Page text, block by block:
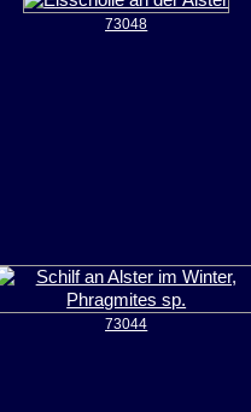
73048
73044